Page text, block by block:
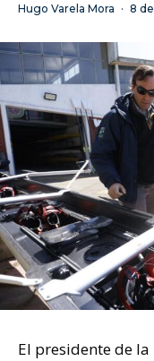
Hugo Varela Mora · 8
El presidente de